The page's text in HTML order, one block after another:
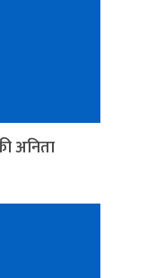
अनिता